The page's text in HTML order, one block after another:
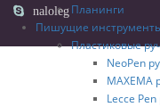
Планинги
Пишущие
Пластиковые
NeoPen
MAXEMA
Lecce
naloleg